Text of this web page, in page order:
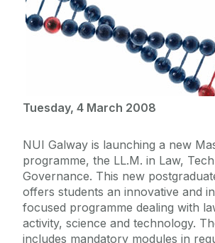
Tuesday, 4 March 2008
NUI Galway is launching a new
programme, the LL.M. in Law,
Governance. This new
offers students an innovative and
focused programme dealing with
activity, science and technology.
includes mandatory modules in